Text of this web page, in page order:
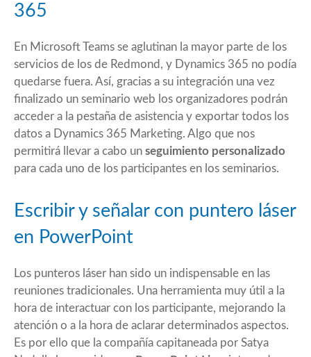
365
En Microsoft Teams se aglutinan la mayor parte de los
servicios de los de Redmond, y Dynamics 365 no podía
quedarse fuera. Así, gracias a su integración una vez
finalizado un seminario web los organizadores podrán
acceder a la pestaña de asistencia y exportar todos los
datos a Dynamics 365 Marketing. Algo que nos
permitirá llevar a cabo un seguimiento personalizado
para cada uno de los participantes en los seminarios.
Escribir y señalar con puntero láser
en PowerPoint
Los punteros láser han sido un indispensable en las
reuniones tradicionales. Una herramienta muy útil a la
hora de interactuar con los participante, mejorando la
atención o a la hora de aclarar determinados aspectos.
Es por ello que la compañía capitaneada por Satya